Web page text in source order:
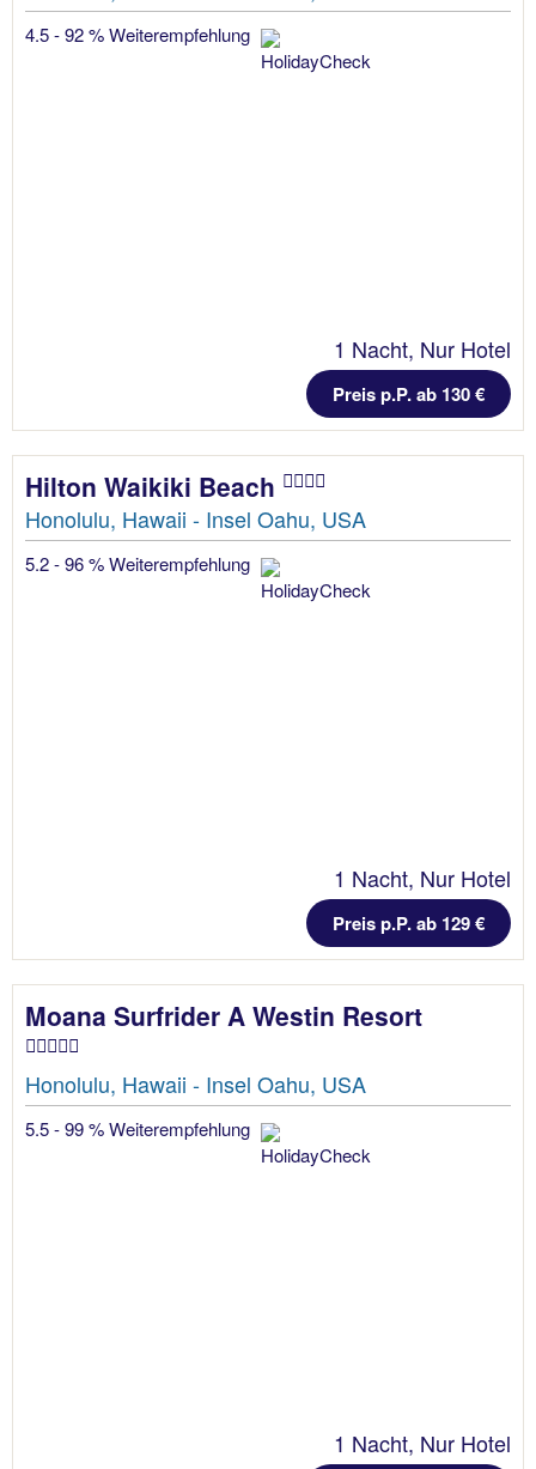
4.5 - 92 % Weiterempfehlung
1 Nacht, Nur Hotel
Preis p.P. ab 130 €
Hilton Waikiki Beach
Honolulu, Hawaii - Insel Oahu, USA
5.2 - 96 % Weiterempfehlung
1 Nacht, Nur Hotel
Preis p.P. ab 129 €
Moana Surfrider A Westin Resort
Honolulu, Hawaii - Insel Oahu, USA
5.5 - 99 % Weiterempfehlung
1 Nacht, Nur Hotel